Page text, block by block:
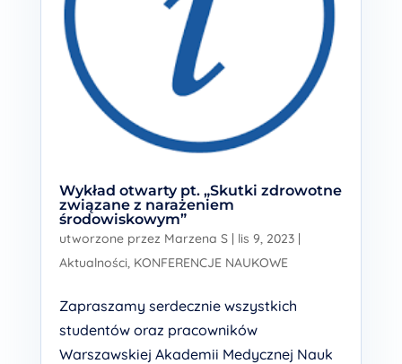
Wykład otwarty pt. „Skutki zdrowotne
związane z narażeniem
środowiskowym”
utworzone przez Marzena S| lis 9, 2023|
Aktualności, KONFERENCJE NAUKOWE
Zapraszamy serdecznie wszystkich
studentów oraz pracowników
Warszawskiej Akademii Medycznej Nauk